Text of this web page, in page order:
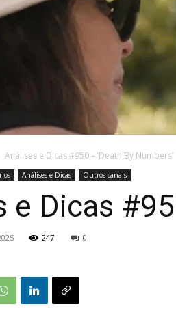
Análises e Dicas #950 – ‘Death By Numbers’
Análises e Dicas Outros canais
e Dicas
247 0